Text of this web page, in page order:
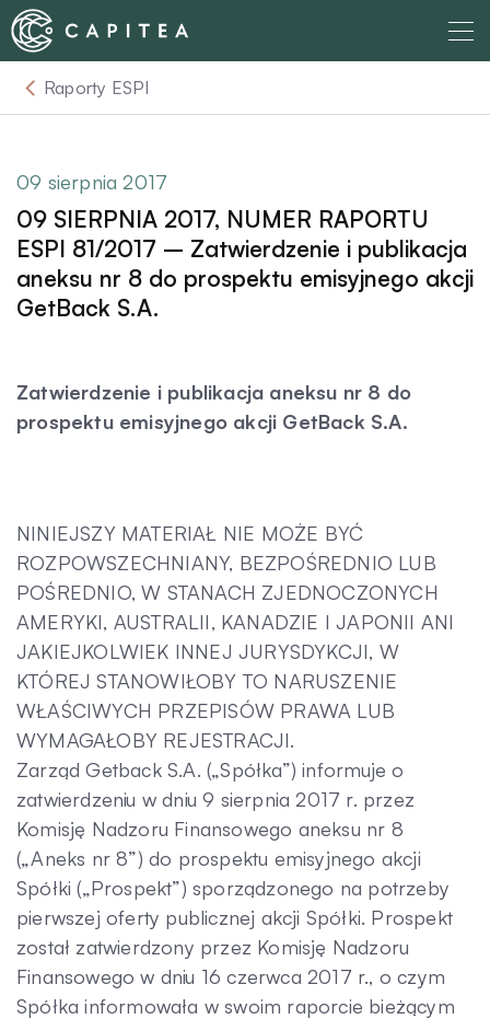
Skip
to
content
O nas
Dla Wierzyciela
Relacje Inwestorskie
Dla Dłużnika
Komunikaty
Kontakt
Raporty ESPI
09 sierpnia 2017
09 SIERPNIA 2017, NUMER RAPORTU
ESPI 81/2017 – Zatwierdzenie i publikacja
aneksu nr 8 do prospektu emisyjnego akcji
GetBack S.A.
Zatwierdzenie i publikacja aneksu nr 8 do
prospektu emisyjnego akcji GetBack S.A.
NINIEJSZY MATERIAŁ NIE MOŻE BYĆ
ROZPOWSZECHNIANY, BEZPOŚREDNIO LUB
POŚREDNIO, W STANACH ZJEDNOCZONYCH
AMERYKI, AUSTRALII, KANADZIE I JAPONII ANI
JAKIEJKOLWIEK INNEJ JURYSDYKCJI, W
KTÓREJ STANOWIŁOBY TO NARUSZENIE
WŁAŚCIWYCH PRZEPISÓW PRAWA LUB
WYMAGAŁOBY REJESTRACJI.
Zarząd Getback S.A. („Spółka”) informuje o
zatwierdzeniu w dniu 9 sierpnia 2017 r. przez
Komisję Nadzoru Finansowego aneksu nr 8
(„Aneks nr 8”) do prospektu emisyjnego akcji
Spółki („Prospekt”) sporządzonego na potrzeby
pierwszej oferty publicznej akcji Spółki. Prospekt
został zatwierdzony przez Komisję Nadzoru
Finansowego w dniu 16 czerwca 2017 r., o czym
Spółka informowała w swoim raporcie bieżącym